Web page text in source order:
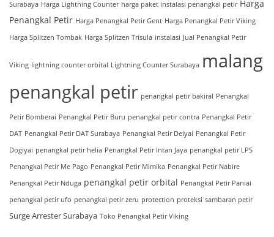
Surabaya Harga Lightning Counter harga paket instalasi penangkal petir Harga
Penangkal Petir Harga Penangkal Petir Gent Harga Penangkal Petir Viking
Harga Splitzen Tombak Harga Splitzen Trisula instalasi Jual Penangkal Petir
Viking lightning counter orbital Lightning Counter Surabaya malang
penangkal petir penangkal petir bakiral Penangkal
Petir Bomberai Penangkal Petir Buru penangkal petir contra Penangkal Petir
DAT Penangkal Petir DAT Surabaya Penangkal Petir Deiyai Penangkal Petir
Dogiyai penangkal petir helia Penangkal Petir Intan Jaya penangkal petir LPS
Penangkal Petir Me Pago Penangkal Petir Mimika Penangkal Petir Nabire
Penangkal Petir Nduga penangkal petir orbital Penangkal Petir Paniai
penangkal petir ufo penangkal petir zeru protection proteksi sambaran petir
Surge Arrester Surabaya Toko Penangkal Petir Viking